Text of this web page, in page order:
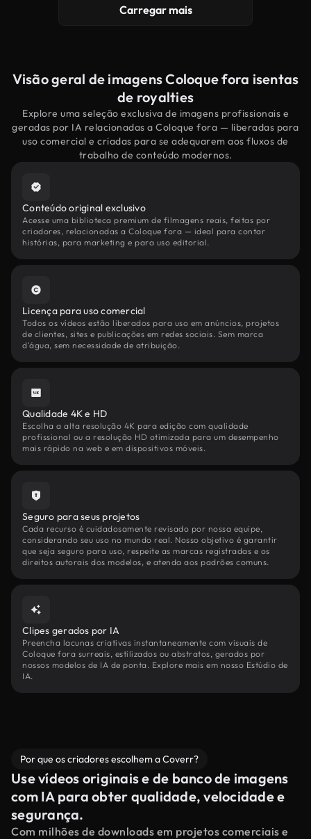
Carregar mais
Visão geral de imagens Coloque fora isentas
de royalties
Explore uma seleção exclusiva de imagens profissionais e
geradas por IA relacionadas a Coloque fora — liberadas para
uso comercial e criadas para se adequarem aos fluxos de
trabalho de conteúdo modernos.
Conteúdo original exclusivo
Acesse uma biblioteca premium de filmagens reais, feitas por
criadores, relacionadas a Coloque fora — ideal para contar
histórias, para marketing e para uso editorial.
Licença para uso comercial
Todos os vídeos estão liberados para uso em anúncios, projetos
de clientes, sites e publicações em redes sociais. Sem marca
d'água, sem necessidade de atribuição.
Qualidade 4K e HD
Escolha a alta resolução 4K para edição com qualidade
profissional ou a resolução HD otimizada para um desempenho
mais rápido na web e em dispositivos móveis.
Seguro para seus projetos
Cada recurso é cuidadosamente revisado por nossa equipe,
considerando seu uso no mundo real. Nosso objetivo é garantir
que seja seguro para uso, respeite as marcas registradas e os
direitos autorais dos modelos, e atenda aos padrões comuns.
Clipes gerados por IA
Preencha lacunas criativas instantaneamente com visuais de
Coloque fora surreais, estilizados ou abstratos, gerados por
nossos modelos de IA de ponta. Explore mais em nosso Estúdio de
IA.
Por que os criadores escolhem a Coverr?
Use vídeos originais e de banco de imagens
com IA para obter qualidade, velocidade e
segurança.
Com milhões de downloads em projetos comerciais e